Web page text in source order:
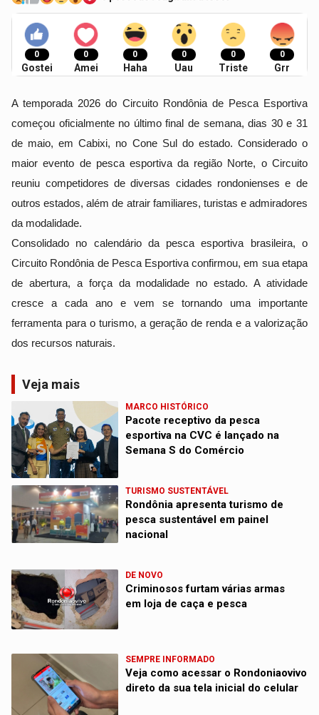
0
Gostei
0
Amei
0
Haha
0
Uau
0
Triste
0
Grr
A temporada 2026 do Circuito Rondônia de Pesca Esportiva
começou oficialmente no último final de semana, dias 30 e 31
de maio, em Cabixi, no Cone Sul do estado. Considerado o
maior evento de pesca esportiva da região Norte, o Circuito
reuniu competidores de diversas cidades rondonienses e de
outros estados, além de atrair familiares, turistas e admiradores
da modalidade.
Consolidado no calendário da pesca esportiva brasileira, o
Circuito Rondônia de Pesca Esportiva confirmou, em sua etapa
de abertura, a força da modalidade no estado. A atividade
cresce a cada ano e vem se tornando uma importante
ferramenta para o turismo, a geração de renda e a valorização
dos recursos naturais.
Veja mais
MARCO HISTÓRICO
Pacote receptivo da pesca
esportiva na CVC é lançado na
Semana S do Comércio
TURISMO SUSTENTÁVEL
Rondônia apresenta turismo de
pesca sustentável em painel
nacional
DE NOVO
Criminosos furtam várias armas
em loja de caça e pesca
SEMPRE INFORMADO
Veja como acessar o Rondoniaovivo
direto da sua tela inicial do celular